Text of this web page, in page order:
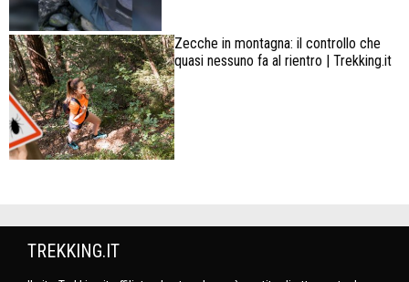
Zecche in montagna: il controllo che
quasi nessuno fa al rientro | Trekking.it
TREKKING.IT